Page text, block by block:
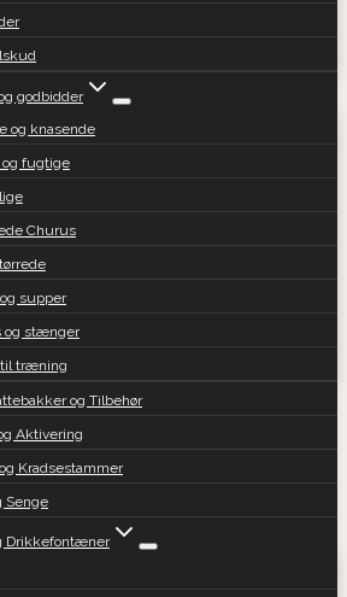
godbidder
og knasende
og fugtige
Churus
supper
og stænger
til træning
og Tilbehør
Aktivering
Kradsestammer
Senge
Drikkefontæner